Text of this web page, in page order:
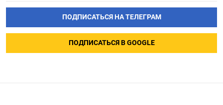
ПОДПИСАТЬСЯ НА ТЕЛЕГРАМ
ПОДПИСАТЬСЯ В GOOGLE